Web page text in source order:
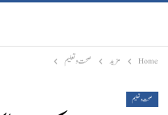
Home مزید صحت و تعلیم
صحت و تعلیم